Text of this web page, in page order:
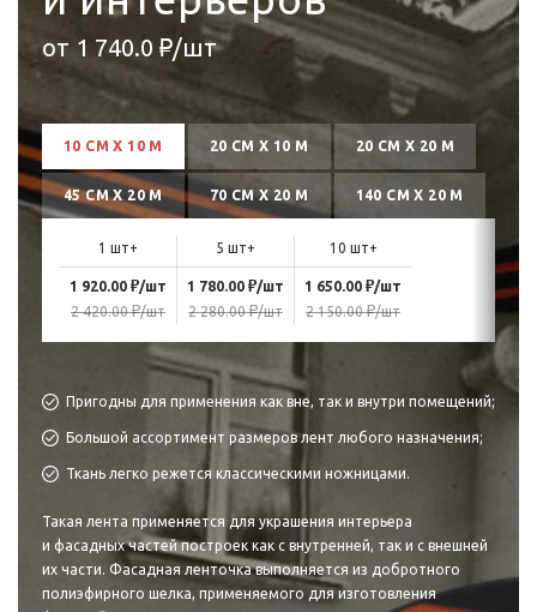
от 1 740.0 ₽/шт
10 СМ Х 10 М 20 СМ Х 10 М 20 СМ Х 20 М
45 СМ Х 20 М 70 СМ Х 20 М 140 СМ Х 20 М
1 шт+ 5 шт+ 10 шт+
1 920.00 ₽/шт
2 420.00₽/шт
1 780.00 ₽/шт
2 280.00₽/шт
1 650.00 ₽/шт
2 150.00₽/шт
Пригодны для применения как вне, так и внутри помещений;
Большой ассортимент размеров лент любого назначения;
Ткань легко режется классическими ножницами.
Такая лента применяется для украшения интерьера
и фасадных частей построек как с внутренней, так и с внешней
их части. Фасадная ленточка выполняется из добротного
полиэфирного шелка, применяемого для изготовления